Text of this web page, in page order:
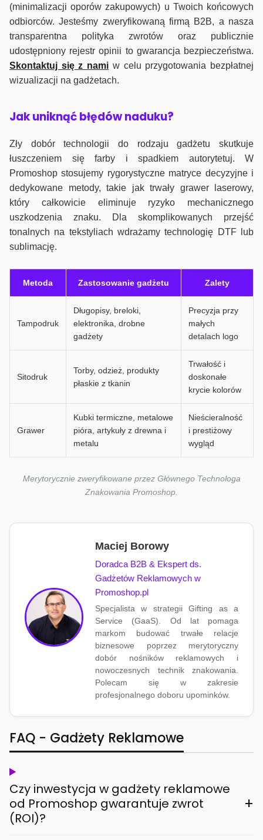
(minimalizacji oporów zakupowych) u Twoich końcowych
odbiorców. Jesteśmy zweryfikowaną firmą B2B, a nasza
transparentna polityka zwrotów oraz publicznie
udostępniony rejestr opinii to gwarancja bezpieczeństwa.
Skontaktuj się z nami w celu przygotowania bezpłatnej
wizualizacji na gadżetach.
Jak uniknąć błędów naduku?
Zły dobór technologii do rodzaju gadżetu skutkuje
łuszczeniem się farby i spadkiem autorytetuj. W
Promoshop stosujemy rygorystyczne matryce decyzyjne i
dedykowane metody, takie jak trwały grawer laserowy,
który całkowicie eliminuje ryzyko mechanicznego
uszkodzenia znaku. Dla skomplikowanych przejść
tonalnych na tekstyliach wdrażamy technologię DTF lub
sublimację.
Metoda Zastosowanie gadżetu Zalety
Tampodruk
Długopisy, breloki,
elektronika, drobne
gadżety
Precyzja przy
małych
detalach logo
Sitodruk
Torby, odzież, produkty
płaskie z tkanin
Trwałość i
doskonałe
krycie kolorów
Grawer
Kubki termiczne, metalowe
pióra, artykuły z drewna i
metalu
Nieścieralność
i prestiżowy
wygląd
Merytorycznie zweryfikowane przez Głównego Technologa
Znakowania Promoshop.
Maciej Borowy
Doradca B2B & Ekspert ds.
Gadżetów Reklamowych w
Promoshop.pl
Specjalista w strategii Gifting as a
Service (GaaS). Od lat pomaga
markom budować trwałe relacje
biznesowe poprzez merytoryczny
dobór nośników reklamowych i
nowoczesnych technik znakowania.
Polecam się w zakresie
profesjonalnego doboru upominków.
FAQ - Gadżety Reklamowe
Czy inwestycja w gadżety reklamowe
od Promoshop gwarantuje zwrot
(ROI)?
+